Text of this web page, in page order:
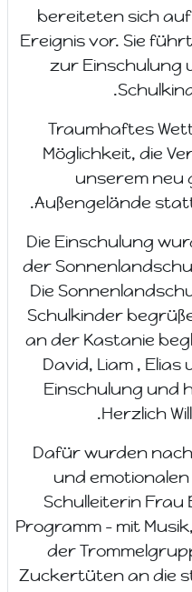
bereiteten sich
Ereignis vor. Sie
zur Einschulung
Traumhaftes
Möglichkeit, die
unserem neu
Außengelände
Die Einschulung
der
Die
Schulkinder
an der Kastanie
David, Liam ,
Einschulung und
Herzlich
Dafür wurden
und
Schulleiterin Frau
Programm - mit
der
Zuckertüten an die